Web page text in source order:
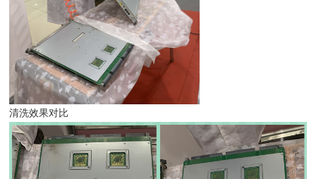
清洗效果对比